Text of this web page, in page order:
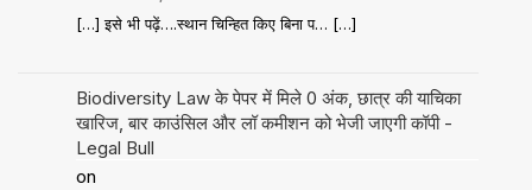
[…] इसे भी पढ़ें….स्थान चिन्हित किए बिना प… […]
Biodiversity Law के पेपर में मिले 0 अंक, छात्र की याचिका
खारिज, बार काउंसिल और लॉ कमीशन को भेजी जाएगी कॉपी -
Legal Bull
on